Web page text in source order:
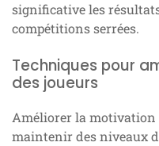
significative les
compétitions serrées.
Techniques pour
des joueurs
Améliorer la motivation
maintenir des niveaux